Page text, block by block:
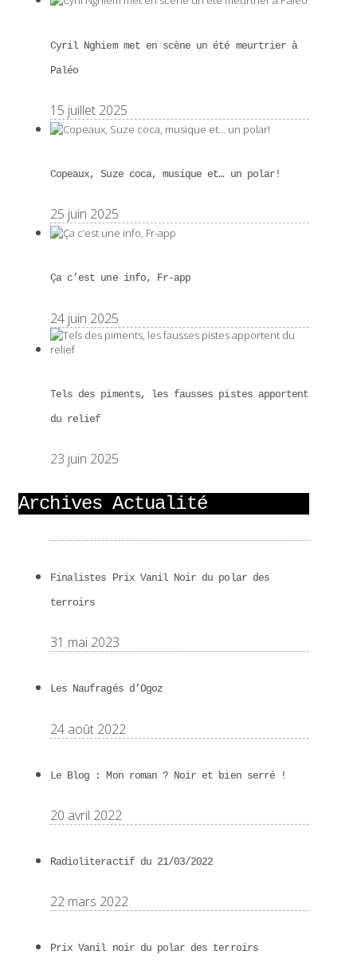
Cyril Nghiem met en scène un été meurtrier à
Paléo
15 juillet 2025
Copeaux, Suze coca, musique et… un polar!
25 juin 2025
Ça c’est une info, Fr-app
24 juin 2025
Tels des piments, les fausses pistes apportent
du relief
23 juin 2025
Archives Actualité
Finalistes Prix Vanil Noir du polar des
terroirs
31 mai 2023
Les Naufragés d’Ogoz
24 août 2022
Le Blog : Mon roman ? Noir et bien serré !
20 avril 2022
Radioliteractif du 21/03/2022
22 mars 2022
Prix Vanil noir du polar des terroirs